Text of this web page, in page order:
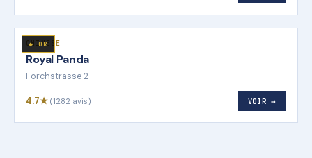
◆ OR
CHINESE
Royal Panda
Forchstrasse 2
4.7★ (1282 avis) VOIR →